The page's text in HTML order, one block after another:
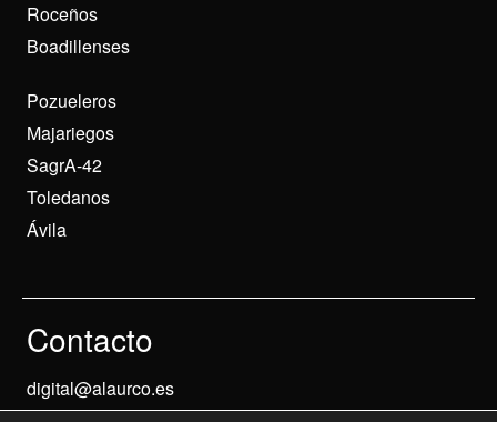
Roceños
Boadillenses
Pozueleros
Majariegos
SagrA-42
Toledanos
Ávila
Contacto
digital@alaurco.es